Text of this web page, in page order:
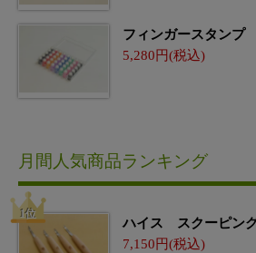
フィンガースタンプ
5,280
月間人気商品ランキング
ハイス スクーピン
7,150